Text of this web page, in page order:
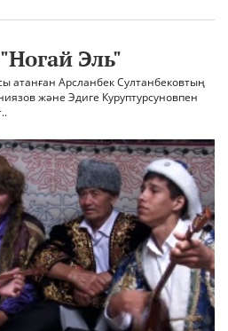
Эль"
Арсланбек Султанбековтың
және Эдиге Куруптурсуновпен